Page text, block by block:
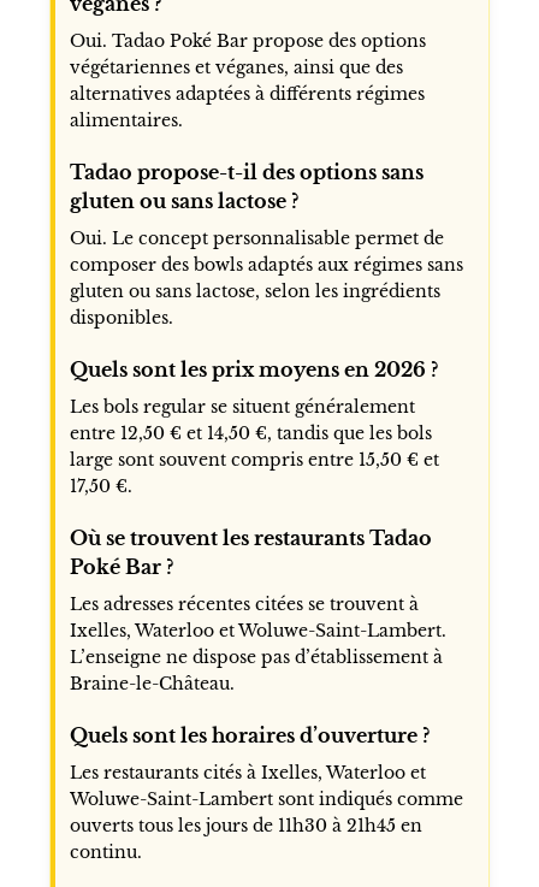
Oui. Tadao Poké Bar propose des options
végétariennes et véganes, ainsi que des
alternatives adaptées à différents régimes
alimentaires.
Tadao propose-t-il des options sans
gluten ou sans lactose ?
Oui. Le concept personnalisable permet de
composer des bowls adaptés aux régimes sans
gluten ou sans lactose, selon les ingrédients
disponibles.
Quels sont les prix moyens en 2026 ?
Les bols regular se situent généralement
entre 12,50 € et 14,50 €, tandis que les bols
large sont souvent compris entre 15,50 € et
17,50 €.
Où se trouvent les restaurants Tadao
Poké Bar ?
Les adresses récentes citées se trouvent à
Ixelles, Waterloo et Woluwe-Saint-Lambert.
L’enseigne ne dispose pas d’établissement à
Braine-le-Château.
Quels sont les horaires d’ouverture ?
Les restaurants cités à Ixelles, Waterloo et
Woluwe-Saint-Lambert sont indiqués comme
ouverts tous les jours de 11h30 à 21h45 en
continu.